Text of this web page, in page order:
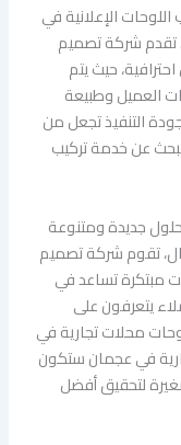
الإعلانية في
تقدم شركة تصميم
حيث يتم
العميل وطبيعة
التنفيذ تجعل من
عن خدمة تركيب
جديدة ومتنوعة
تقوم شركة تصميم
مبتكرة تساعد في
يتعرفون على
محلات تجارية في
في عجمان ستكون
لتحقيق أفضل